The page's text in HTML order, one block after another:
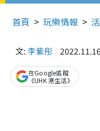
首頁 玩樂情報
文: 李紫彤
在Google追蹤
《UHK 港生活》